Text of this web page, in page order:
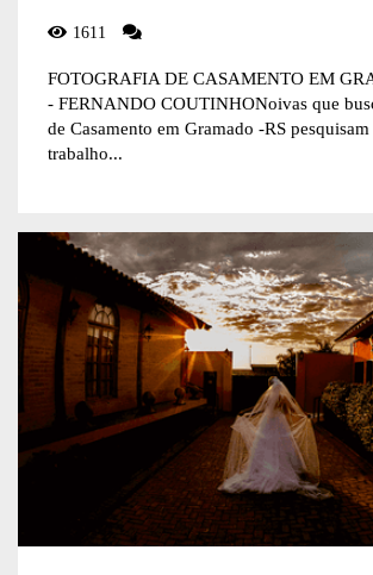
1611
FOTOGRAFIA DE CASAMENTO EM
- FERNANDO COUTINHONoivas que
de Casamento em Gramado -RS
trabalho...